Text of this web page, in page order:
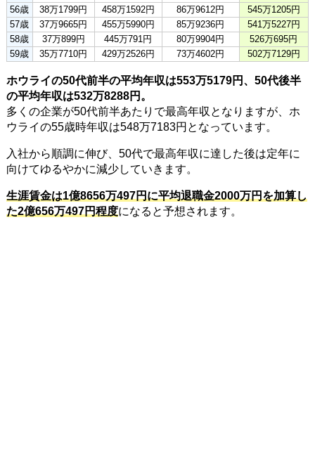
56歳
38万1799円 458万1592円 86万9612円
545万1205円
57歳
37万9665円 455万5990円 85万9236円
541万5227円
58歳
37万899円 445万791円 80万9904円
526万695円
59歳
35万7710円 429万2526円 73万4602円 502万7129円
ホウライの50代前半の平均年収は553万5179円、50代後半
の平均年収は532万8288円。
多くの企業が50代前半あたりで最高年収となりますが、ホ
ウライの55歳時年収は548万7183円となっています。
入社から順調に伸び、50代で最高年収に達した後は定年に
向けてゆるやかに減少していきます。
生涯賃金は1億8656万497円に平均退職金2000万円を加算し
た2億656万497円程度になると予想されます。